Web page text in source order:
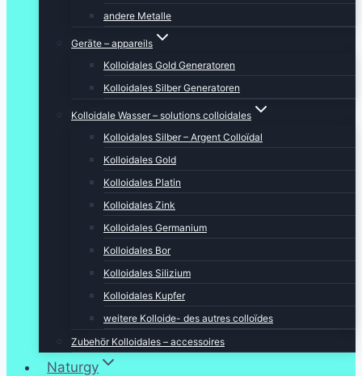
andere Metalle
Geräte – appareils
Kolloidales Gold Generatoren
Kolloidales Silber Generatoren
Kolloidale Wasser – solutions colloidales
Kolloidales Silber – Argent Colloïdal
Kolloidales Gold
Kolloidales Platin
Kolloidales Zink
Kolloidales Germanium
Kolloidales Bor
Kolloidales Silizium
Kolloidales Kupfer
weitere Kolloide- des autres colloïdes
Zubehör Kolloidales – accessoires
Naturgy